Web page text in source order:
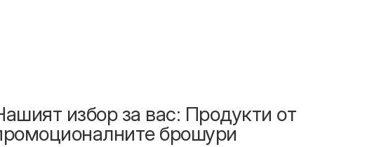
избор за вас: Продукти от
брошури